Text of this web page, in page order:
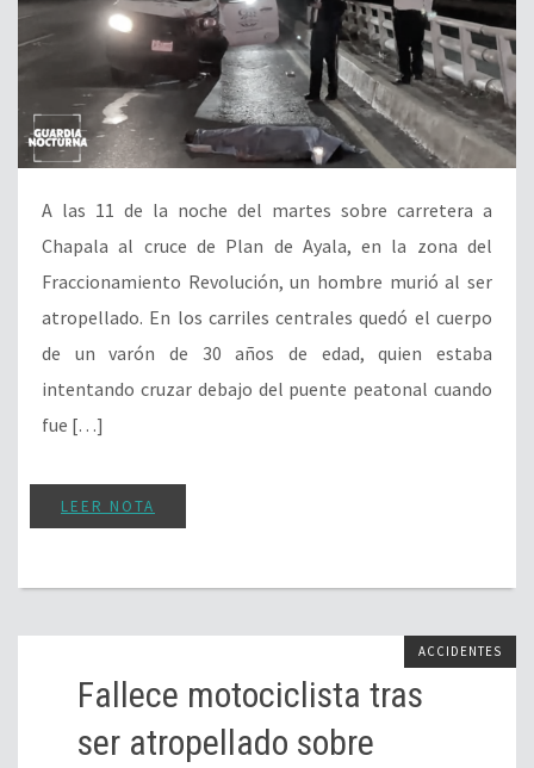
A las 11 de la noche del martes sobre carretera a
Chapala al cruce de Plan de Ayala, en la zona del
Fraccionamiento Revolución, un hombre murió al ser
atropellado. En los carriles centrales quedó el cuerpo
de un varón de 30 años de edad, quien estaba
intentando cruzar debajo del puente peatonal cuando
fue […]
LEER NOTA
ACCIDENTES
Fallece motociclista tras
ser atropellado sobre